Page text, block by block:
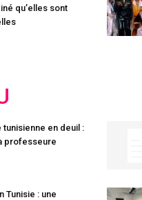
qu’elles sont
tunisienne en deuil :
professeure
Tunisie : une